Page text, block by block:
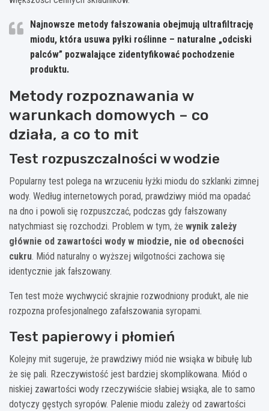
Najnowsze metody fałszowania obejmują ultrafiltrację
miodu, która usuwa pyłki roślinne – naturalne „odciski
palców” pozwalające zidentyfikować pochodzenie
produktu.
Metody rozpoznawania w
warunkach domowych – co
działa, a co to mit
Test rozpuszczalności w wodzie
Popularny test polega na wrzuceniu łyżki miodu do szklanki zimnej
wody. Według internetowych porad, prawdziwy miód ma opadać
na dno i powoli się rozpuszczać, podczas gdy fałszowany
natychmiast się rozchodzi. Problem w tym, że wynik zależy
głównie od zawartości wody w miodzie, nie od obecności
cukru. Miód naturalny o wyższej wilgotności zachowa się
identycznie jak fałszowany.
Ten test może wychwycić skrajnie rozwodniony produkt, ale nie
rozpozna profesjonalnego zafałszowania syropami.
Test papierowy i płomień
Kolejny mit sugeruje, że prawdziwy miód nie wsiąka w bibułę lub
że się pali. Rzeczywistość jest bardziej skomplikowana. Miód o
niskiej zawartości wody rzeczywiście słabiej wsiąka, ale to samo
dotyczy gęstych syropów. Palenie miodu zależy od zawartości